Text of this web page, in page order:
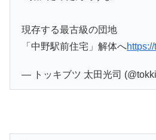
現存する最古級の団地
「中野駅前住宅」解体へ
— トッキブツ 太田光司